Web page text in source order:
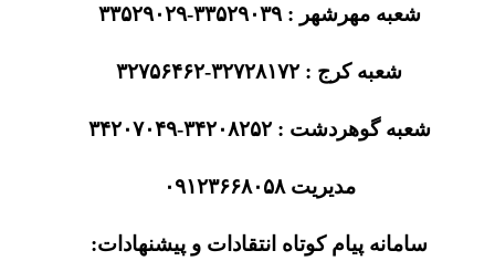
شعبه مهرشهر : ۳۳۵۲۹۰۳۹-۳۳۵۲۹۰۲۹
شعبه کرج : ۳۲۷۲۸۱۷۲-۳۲۷۵۶۴۶۲
شعبه گوهردشت : ۳۴۲۰۸۲۵۲-۳۴۲۰۷۰۴۹
مدیریت ۰۹۱۲۳۶۶۸۰۵۸
سامانه پیام کوتاه انتقادات و پیشنهادات: